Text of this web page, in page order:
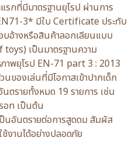
กที่มีมาตรฐานยุโรป ผ่านการ
3* มีใบ Certificate ประทับ
บอ้างหรือสินค้าลอกเลียนแบบ
เป็นมาตรฐานความ
าพยุโรป EN-71 part 3 : 2013
ของเล่นที่มีโอกาสเข้าปากเด็ก
ตรายทั้งหมด 19 รายการ เช่น
อท เป็นต้น
ป็นอันตรายต่อการสูดดม สัมผัส
งานได้อย่างปลอดภัย